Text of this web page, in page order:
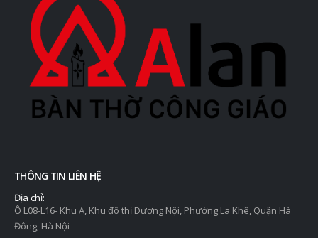
THÔNG TIN LIÊN HỆ
Địa chỉ:
Ô L08-L16- Khu A, Khu đô thị Dương Nội, Phường La Khê, Quận Hà
Đông, Hà Nội